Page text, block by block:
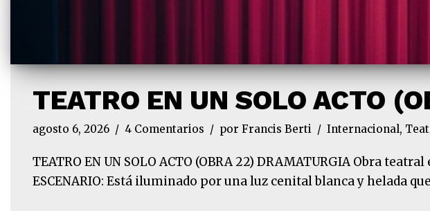
TEATRO EN UN SOLO ACTO
agosto 6, 2026 4 Comentarios por Francis Berti Internacional,
TEATRO EN UN SOLO ACTO (OBRA 22) DRAMATURGIA Obra
ESCENARIO: Está iluminado por una luz cenital blanca y helada